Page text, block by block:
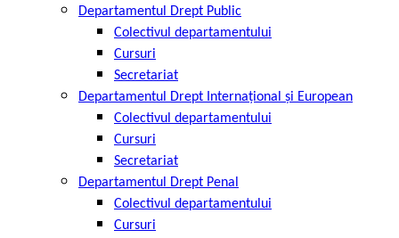
Departamentul Drept Public
Colectivul departamentului
Cursuri
Secretariat
Departamentul Drept Internațional și European
Colectivul departamentului
Cursuri
Secretariat
Departamentul Drept Penal
Colectivul departamentului
Cursuri